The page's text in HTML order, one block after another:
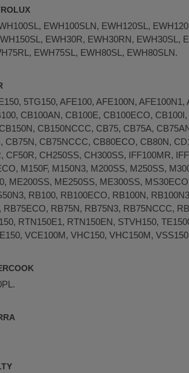
EWH100SLN, EWH120SL,
EWH30R, EWH30RN, EWH30SL,
EWH75SL, EWH80SL, EWH80SLN.
5TG150, AFE100, AFE100N, AFE100N1,
CB100AN, CB100E, CB100ECO,
CB150NCCC, CB75, CB75A,
CB75N, CB75NCCC, CB80ECO, CB80N,
CF50R, CH250SS, CH300SS, IFF100MR,
M150F, M150N3, M200SS, M250SS,
ME200SS, ME250SS, ME300SS,
RB100, RB100ECO, RB100N,
RB75ECO, RB75N, RB75N3, RB75NCCC,
RTN150E1, RTN150EN, STVH150,
VCE100M, VHC150, VHC150M,